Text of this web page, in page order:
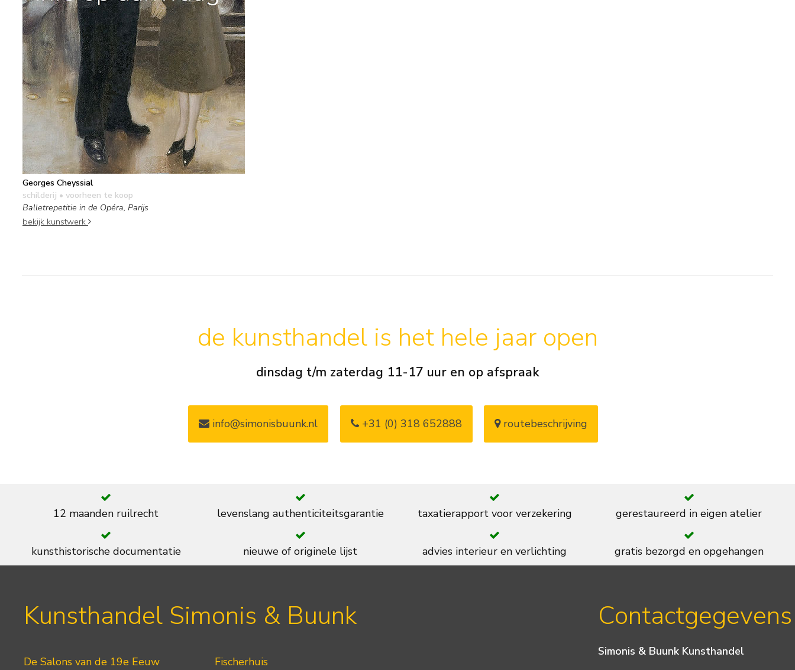
Georges Cheyssial
schilderij • voorheen te koop
Balletrepetitie in de Opéra, Parijs
bekijk kunstwerk
de kunsthandel is het hele jaar open
dinsdag t/m zaterdag 11-17 uur en op afspraak
info@simonisbuunk.nl +31 (0) 318 652888 routebeschrijving
12 maanden ruilrecht levenslang authenticiteitsgarantie taxatierapport voor verzekering gerestaureerd in eigen atelier
kunsthistorische documentatie nieuwe of originele lijst advies interieur en verlichting gratis bezorgd en opgehangen
Kunsthandel Simonis & Buunk
De Salons van de 19e Eeuw
Fischerhuis
Contactgegevens
Simonis & Buunk Kunsthandel